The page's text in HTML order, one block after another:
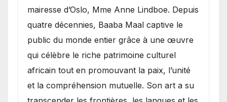
mairesse d’Oslo, Mme Anne Lindboe. Depuis
quatre décennies, Baaba Maal captive le
public du monde entier grâce à une œuvre
qui célèbre le riche patrimoine culturel
africain tout en promouvant la paix, l’unité
et la compréhension mutuelle. Son art a su